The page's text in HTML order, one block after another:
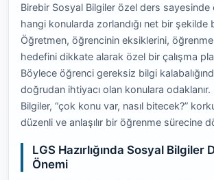
Birebir Sosyal Bilgiler özel ders sayesinde
hangi konularda zorlandığı net bir şekilde
Öğretmen, öğrencinin eksiklerini, öğrenme
hedefini dikkate alarak özel bir çalışma
Böylece öğrenci gereksiz bilgi
doğrudan ihtiyacı olan konulara odaklanır.
Bilgiler, “çok konu var, nasıl bitecek?”
düzenli ve anlaşılır bir öğrenme sürecine
LGS Hazırlığında Sosyal Bilgiler
Önemi